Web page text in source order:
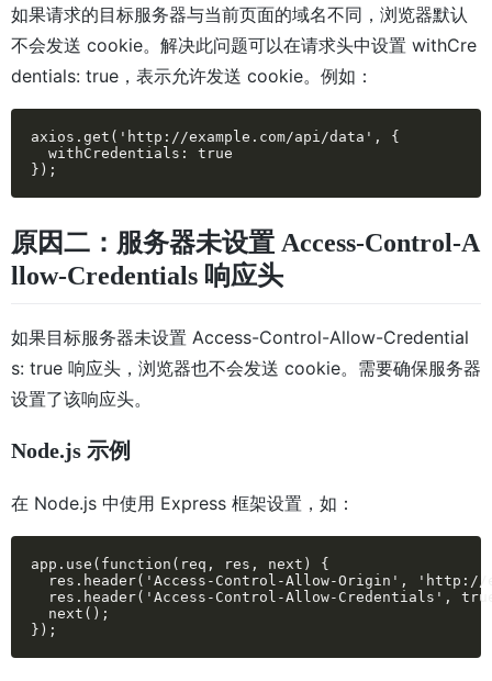
如果请求的目标服务器与当前页面的域名不同，浏览器默认
不会发送 cookie。解决此问题可以在请求头中设置 withCre
dentials: true，表示允许发送 cookie。例如：
axios.get('http://example.com/api/data', {
withCredentials: true
});
原因二：服务器未设置 Access-Control-A
llow-Credentials 响应头
如果目标服务器未设置 Access-Control-Allow-Credential
s: true 响应头，浏览器也不会发送 cookie。需要确保服务器
设置了该响应头。
Node.js 示例
在 Node.js 中使用 Express 框架设置，如：
app.use(function(req, res, next) {
res.header('Access-Control-Allow-Origin', 'http://
res.header('Access-Control-Allow-Credentials',
next();
});